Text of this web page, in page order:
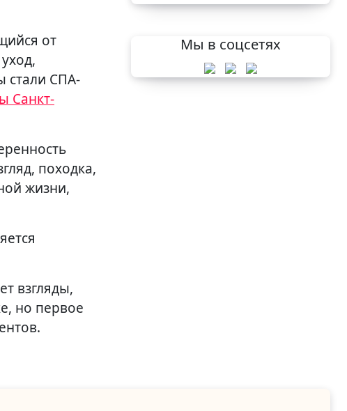
от
стали СПА-
Санкт-
походка,
жизни,
взгляды,
но первое
Мы в соцсетях